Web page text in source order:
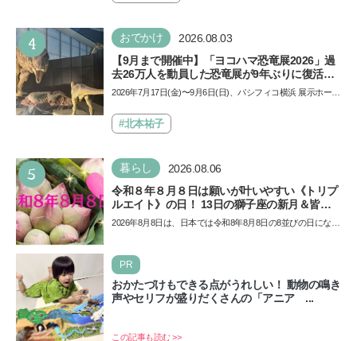
4 おでかけ 2026.08.03
【9月まで開催中】「ヨコハマ恐竜展2026」過
去26万人を動員した恐竜展が9年ぶりに復活！
夏休みのおでかけで楽しむポイントを完全ガイ
2026年7月17日(金)〜9月6日(日)、パシフィコ横浜 展示ホール
催…#北本祐子
5 暮らし 2026.08.06
令和８年８月８日は願いが叶いやすい《トリプ
ルエイト》の日！ 13日の獅子座の新月＆皆既
日食の影響にも注目
2026年8月8日は、日本では令和8年8月8日の8並びの日になり
PR
おかたづけもできる点がうれしい！ 動物の鳴き
声やセリフが盛りだくさんの「アニア ...
この記事も読む >>